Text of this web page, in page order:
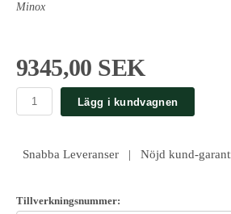
Minox
9345,00 SEK
Lägg i kundvagnen
Snabba Leveranser | Nöjd kund-
Tillverkningsnummer: